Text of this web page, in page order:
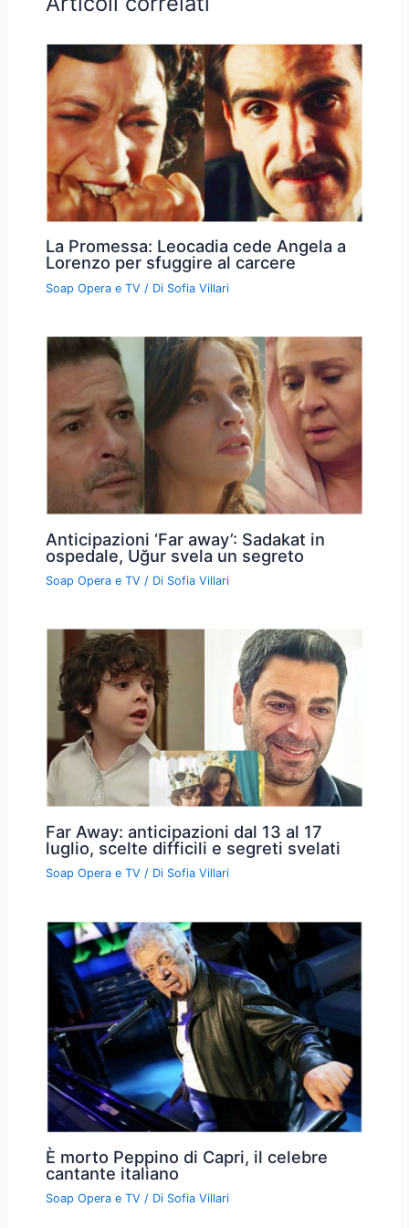
La Promessa: Leocadia cede Angela a
Lorenzo per sfuggire al carcere
Soap Opera e TV / Di Sofia Villari
Anticipazioni ‘Far away’: Sadakat in
ospedale, Uğur svela un segreto
Soap Opera e TV / Di Sofia Villari
Far Away: anticipazioni dal 13 al 17
luglio, scelte difficili e segreti svelati
Soap Opera e TV / Di Sofia Villari
È morto Peppino di Capri, il celebre
cantante italiano
Soap Opera e TV / Di Sofia Villari